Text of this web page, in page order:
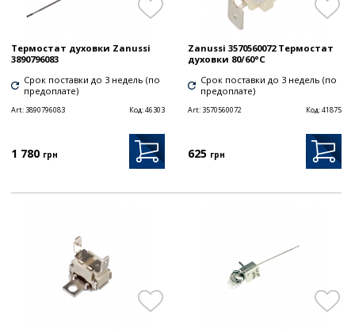
Термостат духовки Zanussi
3890796083
Срок поставки до 3 недель (по
предоплате)
Art: 3890796083 Код:46303
1 780 грн
Zanussi 3570560072 Термостат
духовки 80/60°C
Срок поставки до 3 недель (по
предоплате)
Art: 3570560072 Код:41875
625 грн